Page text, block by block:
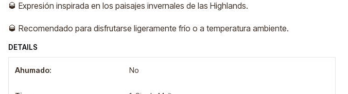
🥃 Expresión inspirada en los paisajes invernales de las Highlands.
🥃 Recomendado para disfrutarse ligeramente frío o a temperatura ambiente.
DETAILS
Ahumado: No